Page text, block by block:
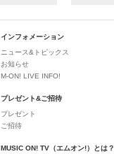
インフォメーション
ニュース&トピックス
お知らせ
M-ON! LIVE INFO!
プレゼント&ご招待
プレゼント
ご招待
MUSIC ON! TV（エムオン!）とは？